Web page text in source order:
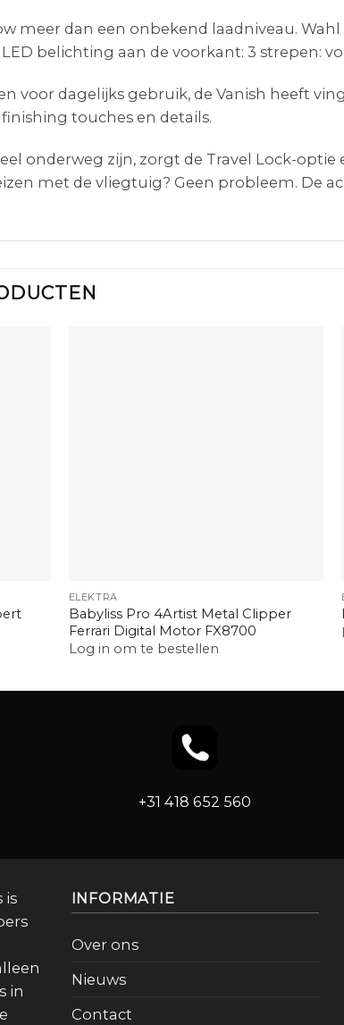
meer dan een onbekend laadniveau.
belichting aan de voorkant: 3 strepen:
voor dagelijks gebruik, de Vanish heeft
touches en details.
onderweg zijn, zorgt de Travel Lock-
met de vliegtuig? Geen probleem. De
ELEKTRA
Babyliss Pro 4Artist Metal Clipper
Ferrari Digital Motor FX8700
Log in om te bestellen
+31 418 652 560
is
in
INFORMATIE
Over ons
Nieuws
Contact